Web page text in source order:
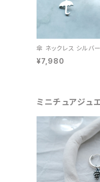
傘 ネックレス シルバ
¥7,980
ミニチュアジュ